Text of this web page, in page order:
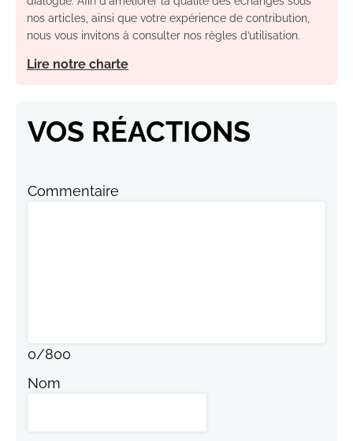
nos articles, ainsi que votre expérience de contribution,
nous vous invitons à consulter nos règles d’utilisation.
Lire notre charte
VOS RÉACTIONS
Commentaire
0/800
Nom